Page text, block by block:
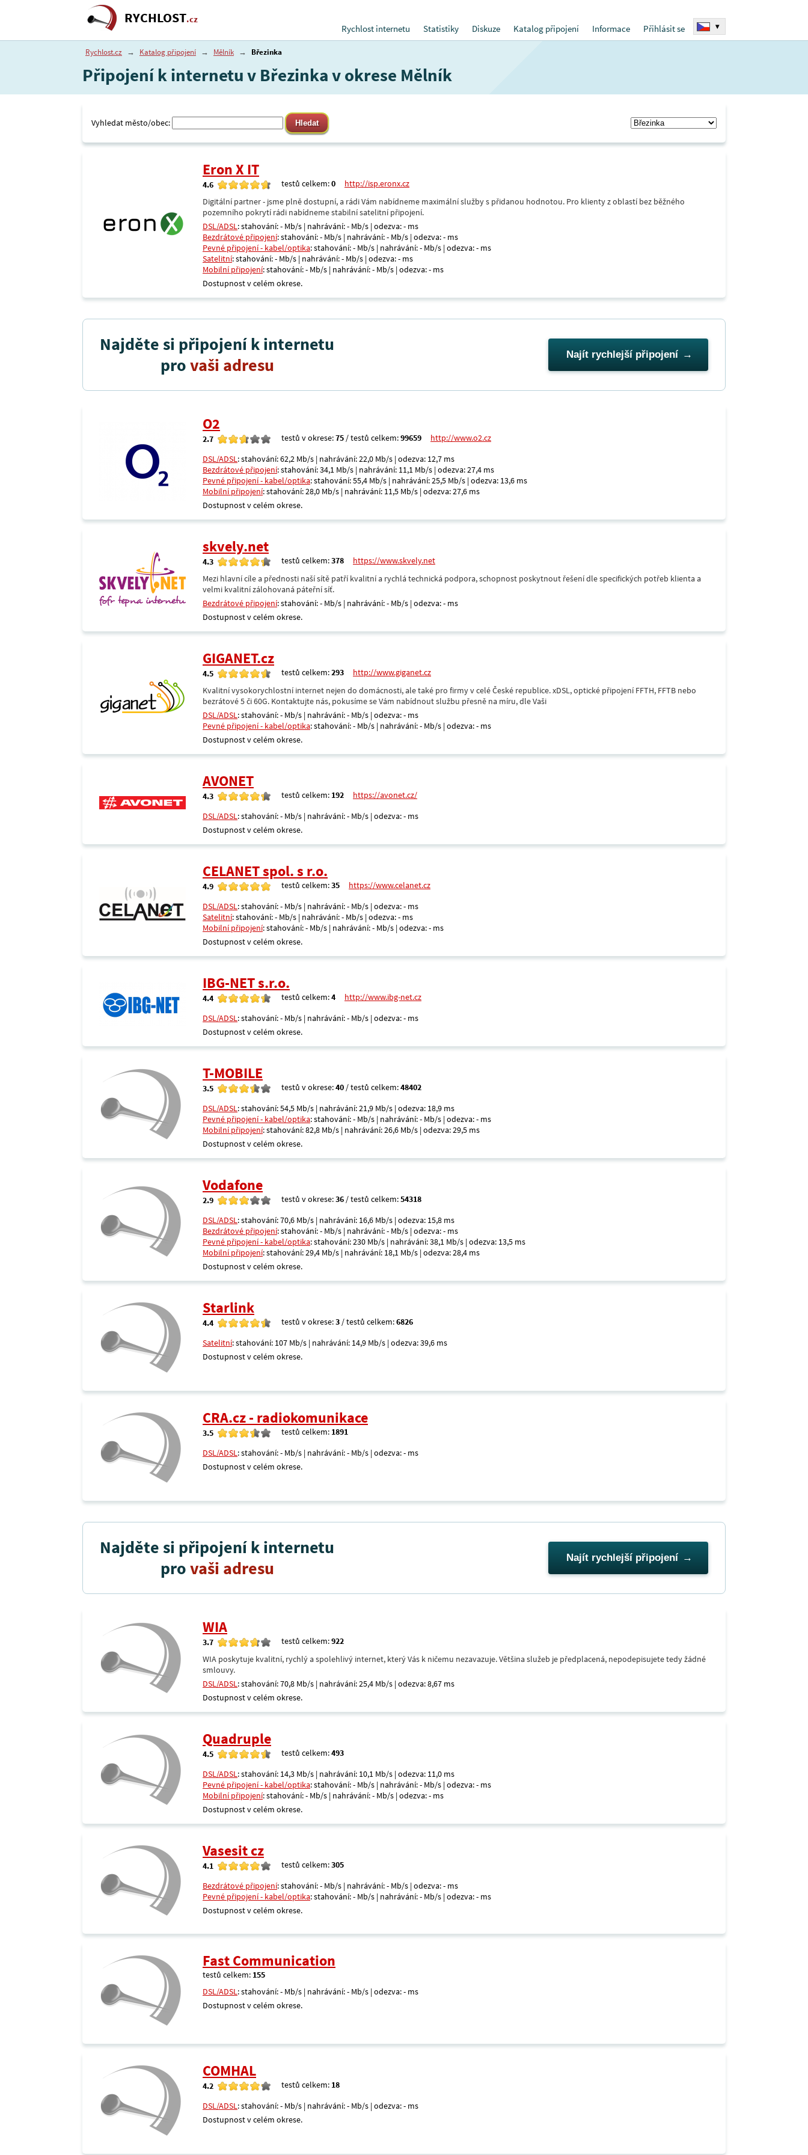
RYCHLOST.cz
Rychlost internetu
Statistiky Diskuze Katalog připojení Informace Přihlásit se ▾
Rychlost.cz → Katalog připojení → Mělník → Březinka
Připojení k internetu v Březinka v okrese Mělník
Vyhledat město/obec:
Eron X IT
4.6 testů celkem:0
http://isp.eronx.cz
Digitální partner - jsme plně dostupní, a rádi Vám nabídneme maximální služby s přidanou hodnotou. Pro klienty z oblastí bez běžného
pozemního pokrytí rádi nabídneme stabilní satelitní připojení.
DSL/ADSL: stahování: - Mb/s | nahrávání: - Mb/s | odezva: - ms
Bezdrátové připojení: stahování: - Mb/s | nahrávání: - Mb/s | odezva: - ms
Pevné připojení - kabel/optika: stahování: - Mb/s | nahrávání: - Mb/s | odezva: - ms
Satelitní: stahování: - Mb/s | nahrávání: - Mb/s | odezva: - ms
Mobilní připojení: stahování: - Mb/s | nahrávání: - Mb/s | odezva: - ms
Dostupnost v celém okrese.
Najděte si připojení k internetu
provaši adresu Najít rychlejší připojení
O2
2.7 testů v okrese:75 / testů celkem:99659
http://www.o2.cz
DSL/ADSL: stahování: 62,2 Mb/s | nahrávání: 22,0 Mb/s | odezva: 12,7 ms
Bezdrátové připojení: stahování: 34,1 Mb/s | nahrávání: 11,1 Mb/s | odezva: 27,4 ms
Pevné připojení - kabel/optika: stahování: 55,4 Mb/s | nahrávání: 25,5 Mb/s | odezva: 13,6 ms
Mobilní připojení: stahování: 28,0 Mb/s | nahrávání: 11,5 Mb/s | odezva: 27,6 ms
Dostupnost v celém okrese.
skvely.net
4.3 testů celkem:378
https://www.skvely.net
Mezi hlavní cíle a přednosti naší sítě patří kvalitní a rychlá technická podpora, schopnost poskytnout řešení dle specifických potřeb klienta a
velmi kvalitní zálohovaná páteřní síť.
Bezdrátové připojení: stahování: - Mb/s | nahrávání: - Mb/s | odezva: - ms
Dostupnost v celém okrese.
GIGANET.cz
4.5 testů celkem:293
http://www.giganet.cz
Kvalitní vysokorychlostní internet nejen do domácnosti, ale také pro firmy v celé České republice. xDSL, optické připojení FFTH, FFTB nebo
bezrátové 5 či 60G. Kontaktujte nás, pokusíme se Vám nabídnout službu přesně na míru, dle Vaši
DSL/ADSL: stahování: - Mb/s | nahrávání: - Mb/s | odezva: - ms
Pevné připojení - kabel/optika: stahování: - Mb/s | nahrávání: - Mb/s | odezva: - ms
Dostupnost v celém okrese.
AVONET
4.3 testů celkem: 192
https://avonet.cz/
DSL/ADSL: stahování: - Mb/s | nahrávání: - Mb/s | odezva: - ms
Dostupnost v celém okrese.
CELANET spol. s r.o.
4.9 testů celkem:35
https://www.celanet.cz
DSL/ADSL: stahování: - Mb/s | nahrávání: - Mb/s | odezva: - ms
Satelitní: stahování: - Mb/s | nahrávání: - Mb/s | odezva: - ms
Mobilní připojení: stahování: - Mb/s | nahrávání: - Mb/s | odezva: - ms
Dostupnost v celém okrese.
IBG-NET s.r.o.
4.4 testů celkem:4
http://www.ibg-net.cz
DSL/ADSL: stahování: - Mb/s | nahrávání: - Mb/s | odezva: - ms
Dostupnost v celém okrese.
T-MOBILE
3.5 testů v okrese:40 / testů celkem:48402
DSL/ADSL: stahování: 54,5 Mb/s | nahrávání: 21,9 Mb/s | odezva: 18,9 ms
Pevné připojení - kabel/optika: stahování: - Mb/s | nahrávání: - Mb/s | odezva: - ms
Mobilní připojení: stahování: 82,8 Mb/s | nahrávání: 26,6 Mb/s | odezva: 29,5 ms
Dostupnost v celém okrese.
Vodafone
2.9 testů v okrese:36 / testů celkem:54318
DSL/ADSL: stahování: 70,6 Mb/s | nahrávání: 16,6 Mb/s | odezva: 15,8 ms
Bezdrátové připojení: stahování: - Mb/s | nahrávání: - Mb/s | odezva: - ms
Pevné připojení - kabel/optika: stahování: 230 Mb/s | nahrávání: 38,1 Mb/s | odezva: 13,5 ms
Mobilní připojení: stahování: 29,4 Mb/s | nahrávání: 18,1 Mb/s | odezva: 28,4 ms
Dostupnost v celém okrese.
Starlink
4.4 testů v okrese:3 / testů celkem:6826
Satelitní: stahování: 107 Mb/s | nahrávání: 14,9 Mb/s | odezva: 39,6 ms
Dostupnost v celém okrese.
CRA.cz - radiokomunikace
3.5 testů celkem: 1891
DSL/ADSL: stahování: - Mb/s | nahrávání: - Mb/s | odezva: - ms
Dostupnost v celém okrese.
Najděte si připojení k internetu
provaši adresu Najít rychlejší připojení
WIA
3.7 testů celkem:922
WIA poskytuje kvalitní, rychlý a spolehlivý internet, který Vás k ničemu nezavazuje. Většina služeb je předplacená, nepodepisujete tedy žádné
smlouvy.
DSL/ADSL: stahování: 70,8 Mb/s | nahrávání: 25,4 Mb/s | odezva: 8,67 ms
Dostupnost v celém okrese.
Quadruple
4.5 testů celkem:493
DSL/ADSL: stahování: 14,3 Mb/s | nahrávání: 10,1 Mb/s | odezva: 11,0 ms
Pevné připojení - kabel/optika: stahování: - Mb/s | nahrávání: - Mb/s | odezva: - ms
Mobilní připojení: stahování: - Mb/s | nahrávání: - Mb/s | odezva: - ms
Dostupnost v celém okrese.
Vasesit cz
4.1 testů celkem:305
Bezdrátové připojení: stahování: - Mb/s | nahrávání: - Mb/s | odezva: - ms
Pevné připojení - kabel/optika: stahování: - Mb/s | nahrávání: - Mb/s | odezva: - ms
Dostupnost v celém okrese.
Fast Communication
testů celkem: 155
DSL/ADSL: stahování: - Mb/s | nahrávání: - Mb/s | odezva: - ms
Dostupnost v celém okrese.
COMHAL
4.2 testů celkem: 18
DSL/ADSL: stahování: - Mb/s | nahrávání: - Mb/s | odezva: - ms
Dostupnost v celém okrese.